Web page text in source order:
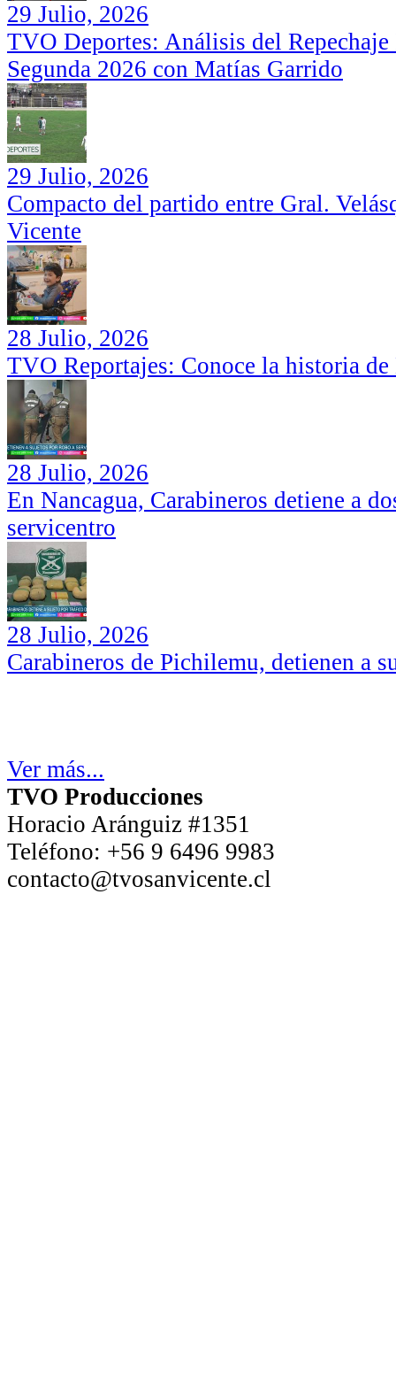
29 Julio, 2026
TVO Deportes: Análisis del
Segunda 2026 con Matías Garrido
29 Julio, 2026
Compacto del partido entre Gral.
Vicente
28 Julio, 2026
TVO Reportajes: Conoce la historia
28 Julio, 2026
En Nancagua, Carabineros detiene a
servicentro
28 Julio, 2026
Carabineros de Pichilemu, detienen a
Ver más...
TVO Producciones
Horacio Aránguiz #1351
Teléfono: +56 9 6496 9983
contacto@tvosanvicente.cl